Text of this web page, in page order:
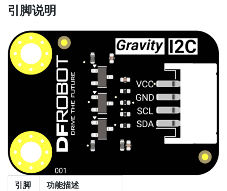
引脚说明
引脚
功能描述